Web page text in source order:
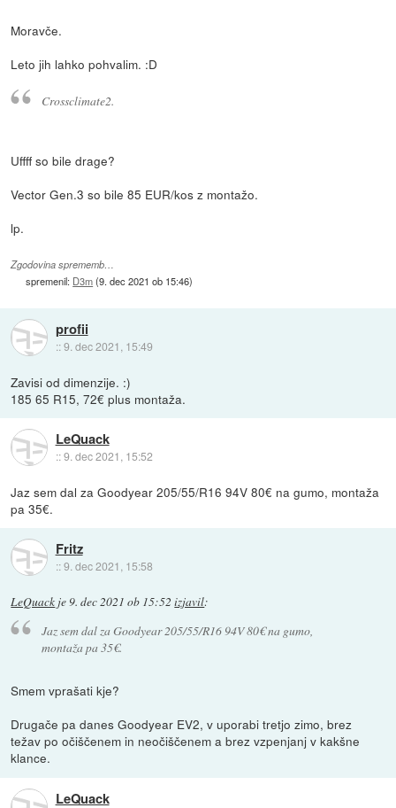
Moravče.
Leto jih lahko pohvalim. :D
Crossclimate2.
Uffff so bile drage?
Vector Gen.3 so bile 85 EUR/kos z montažo.
lp.
Zgodovina sprememb…
spremenil: D3m(9. dec 2021 ob 15:46)
profii
::9. dec 2021, 15:49
Zavisi od dimenzije. :)
185 65 R15, 72€ plus montaža.
LeQuack
::9. dec 2021, 15:52
Jaz sem dal za Goodyear 205/55/R16 94V 80€ na gumo, montaža
pa 35€.
Fritz
::9. dec 2021, 15:58
LeQuack je9. dec 2021 ob 15:52 izjavil:
Jaz sem dal za Goodyear 205/55/R16 94V 80€ na gumo,
montaža pa 35€.
Smem vprašati kje?
Drugače pa danes Goodyear EV2, v uporabi tretjo zimo, brez
težav po očiščenem in neočiščenem a brez vzpenjanj v kakšne
klance.
LeQuack